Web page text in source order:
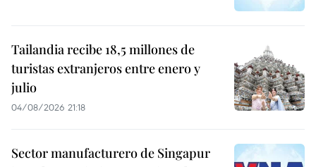
Tailandia recibe 18,5 millones de
turistas extranjeros entre enero y
julio
04/08/2026 21:18
Sector manufacturero de Singapur